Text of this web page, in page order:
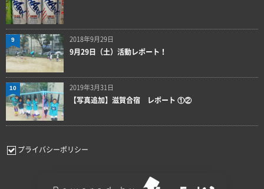
2018年9月29日
9月29日（土）活動レポート！
9
2019年3月31日
【写真追加】滋賀合宿 レポート ①②
10
プライバシーポリシー